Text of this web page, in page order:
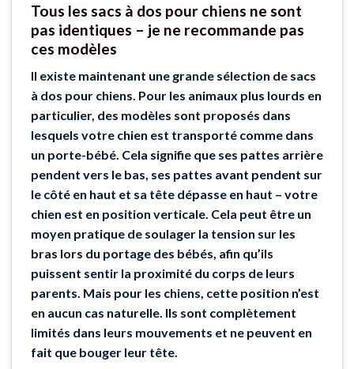
Tous les sacs à dos pour chiens ne sont
pas identiques – je ne recommande pas
ces modèles
Il existe maintenant une grande sélection de sacs
à dos pour chiens. Pour les animaux plus lourds en
particulier, des modèles sont proposés dans
lesquels votre chien est transporté comme dans
un porte-bébé. Cela signifie que ses pattes arrière
pendent vers le bas, ses pattes avant pendent sur
le côté en haut et sa tête dépasse en haut – votre
chien est en position verticale. Cela peut être un
moyen pratique de soulager la tension sur les
bras lors du portage des bébés, afin qu’ils
puissent sentir la proximité du corps de leurs
parents. Mais pour les chiens, cette position n’est
en aucun cas naturelle. Ils sont complètement
limités dans leurs mouvements et ne peuvent en
fait que bouger leur tête.